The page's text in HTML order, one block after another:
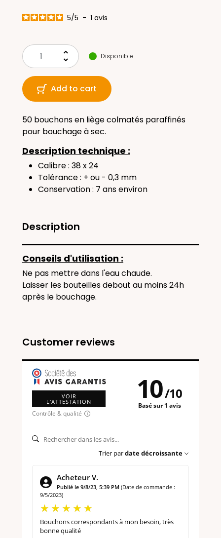
5/5 - 1 avis
keyboard_arrow_up
keyboard_arrow_down
Disponible
Add to cart
50 bouchons en liège colmatés paraffinés
pour bouchage à sec.
Description technique :
Calibre : 38 x 24
Tolérance : + ou - 0,3 mm
Conservation : 7 ans environ
Description
Conseils d'utilisation :
Ne pas mettre dans l'eau chaude.
Laisser les bouteilles debout au moins 24h
après le bouchage.
Customer reviews
VOIR
L'ATTESTATION
Contrôle & qualité
10/10
Basé sur 1 avis
Trier pardate décroissante
Acheteur V.
Publié le 9/8/23, 5:39 PM (Date de commande :
9/5/2023)
Bouchons correspondants à mon besoin, très
bonne qualité